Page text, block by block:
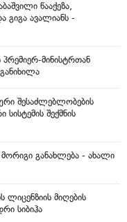
წააქეზა,
გიგა ავალიანს -
მინისტრთან
შესაძლებლობების
შექმნის
განახლება - ახალი
ლიცენზიის მიღების
სიბიჰა